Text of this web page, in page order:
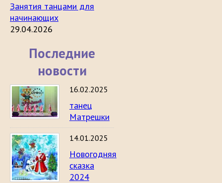
Занятия танцами для
начинающих
29.04.2026
Последние
новости
16.02.2025
танец
Матрешки
14.01.2025
Новогодняя
сказка
2024